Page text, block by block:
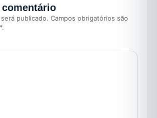
comentário
publicado. Campos obrigatórios são